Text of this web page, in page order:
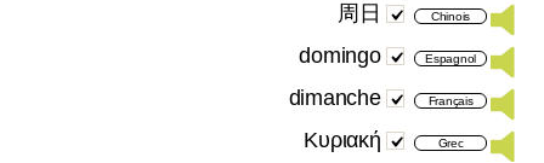
Chinois
周日
Espagnol
domingo
Français
dimanche
Grec
Κυριακή